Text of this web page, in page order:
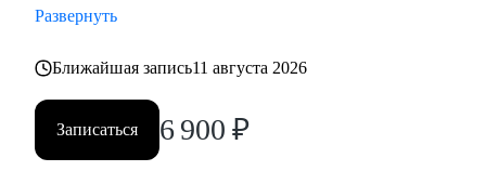
• смена профессии и рекомендации по каналам поиска
письма
• выход на рынок труда после длительного перерыва, после
череды отказов
• первая работа у молодых специалистов, когда опыта
Развернуть
Ближайшая запись11 августа 2026
Записаться 6 900 ₽